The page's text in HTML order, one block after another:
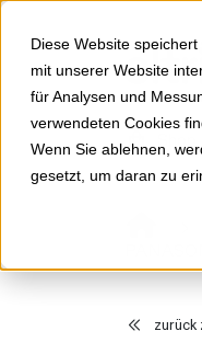
Diese Website
mit unserer Website
für Analysen und
verwendeten Cookies
Wenn Sie ablehnen,
gesetzt, um daran zu
Springe zu Hauptinhalt
zurück